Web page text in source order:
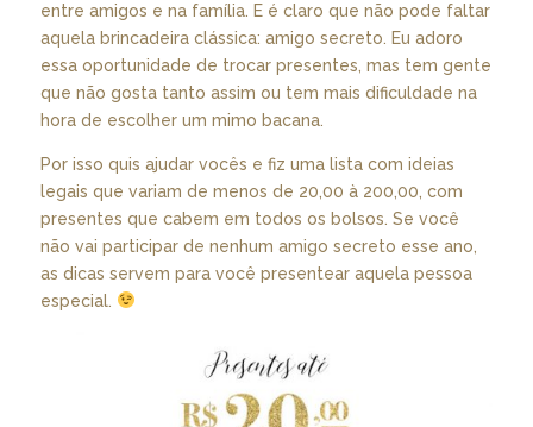
entre amigos e na família. E é claro que não pode faltar
aquela brincadeira clássica: amigo secreto. Eu adoro
essa oportunidade de trocar presentes, mas tem gente
que não gosta tanto assim ou tem mais dificuldade na
hora de escolher um mimo bacana.
Por isso quis ajudar vocês e fiz uma lista com ideias
legais que variam de menos de 20,00 à 200,00, com
presentes que cabem em todos os bolsos. Se você
não vai participar de nenhum amigo secreto esse ano,
as dicas servem para você presentear aquela pessoa
especial.